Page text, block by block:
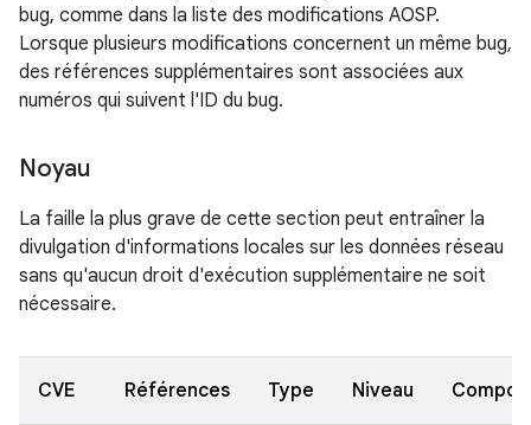
bug, comme dans la liste des modifications AOSP.
Lorsque plusieurs modifications concernent un même bug,
des références supplémentaires sont associées aux
numéros qui suivent l'ID du bug.
Noyau
La faille la plus grave de cette section peut entraîner la
divulgation d'informations locales sur les données réseau
sans qu'aucun droit d'exécution supplémentaire ne soit
nécessaire.
CVE Références Type Niveau